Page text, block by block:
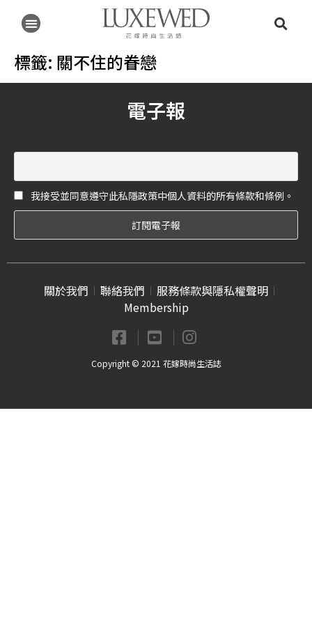
標籤: 關不住的眷戀
電子報
我接受並同意遵守此私隱政策中個人資料的所有條款和條例。
關於我們 聯絡我們
服務條款與隱私權聲明
Membership
Copyright © 2021 花嫁時尚生活誌